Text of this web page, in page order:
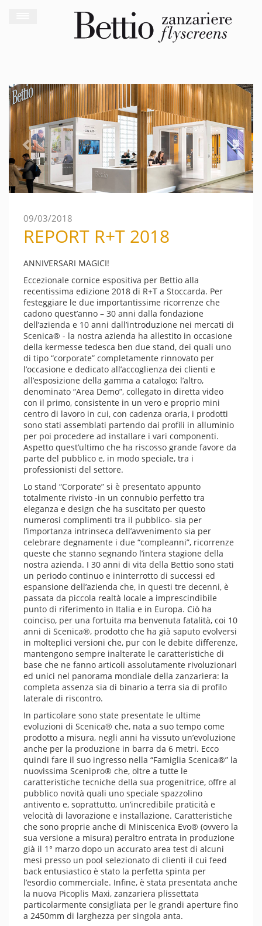
Previous Next
09/03/2018
REPORT R+T 2018
ANNIVERSARI MAGICI!
Eccezionale cornice espositiva per Bettio alla
recentissima edizione 2018 di R+T a Stoccarda. Per
festeggiare le due importantissime ricorrenze che
cadono quest’anno – 30 anni dalla fondazione
dell’azienda e 10 anni dall’introduzione nei mercati di
Scenica® - la nostra azienda ha allestito in occasione
della kermesse tedesca ben due stand, dei quali uno
di tipo “corporate” completamente rinnovato per
l’occasione e dedicato all’accoglienza dei clienti e
all’esposizione della gamma a catalogo; l’altro,
denominato “Area Demo”, collegato in diretta video
con il primo, consistente in un vero e proprio mini
centro di lavoro in cui, con cadenza oraria, i prodotti
sono stati assemblati partendo dai profili in alluminio
per poi procedere ad installare i vari componenti.
Aspetto quest’ultimo che ha riscosso grande favore da
parte del pubblico e, in modo speciale, tra i
professionisti del settore.
Lo stand “Corporate” si è presentato appunto
totalmente rivisto -in un connubio perfetto tra
eleganza e design che ha suscitato per questo
numerosi complimenti tra il pubblico- sia per
l’importanza intrinseca dell’avvenimento sia per
celebrare degnamente i due “compleanni”, ricorrenze
queste che stanno segnando l’intera stagione della
nostra azienda. I 30 anni di vita della Bettio sono stati
un periodo continuo e ininterrotto di successi ed
espansione dell’azienda che, in questi tre decenni, è
passata da piccola realtà locale a imprescindibile
punto di riferimento in Italia e in Europa. Ciò ha
coinciso, per una fortuita ma benvenuta fatalità, coi 10
anni di Scenica®, prodotto che ha già saputo evolversi
in molteplici versioni che, pur con le debite differenze,
mantengono sempre inalterate le caratteristiche di
base che ne fanno articoli assolutamente rivoluzionari
ed unici nel panorama mondiale della zanzariera: la
completa assenza sia di binario a terra sia di profilo
laterale di riscontro.
In particolare sono state presentate le ultime
evoluzioni di Scenica® che, nata a suo tempo come
prodotto a misura, negli anni ha vissuto un’evoluzione
anche per la produzione in barra da 6 metri. Ecco
quindi fare il suo ingresso nella “Famiglia Scenica®” la
nuovissima Scenipro® che, oltre a tutte le
caratteristiche tecniche della sua progenitrice, offre al
pubblico novità quali uno speciale spazzolino
antivento e, soprattutto, un’incredibile praticità e
velocità di lavorazione e installazione. Caratteristiche
che sono proprie anche di Miniscenica Evo® (ovvero la
sua versione a misura) peraltro entrata in produzione
già il 1° marzo dopo un accurato area test di alcuni
mesi presso un pool selezionato di clienti il cui feed
back entusiastico è stato la perfetta spinta per
l’esordio commerciale. Infine, è stata presentata anche
la nuova Picoplis Maxi, zanzariera plissettata
particolarmente consigliata per le grandi aperture fino
a 2450mm di larghezza per singola anta.